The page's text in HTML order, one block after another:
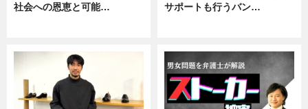
社会への恩恵と可能…
サポートも行うバン…